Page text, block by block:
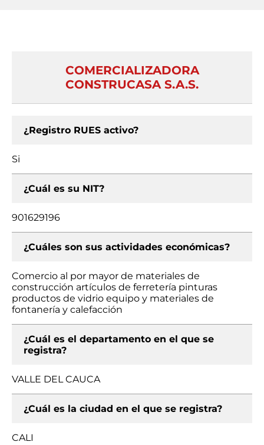
COMERCIALIZADORA
CONSTRUCASA S.A.S.
¿Registro RUES activo?
Si
¿Cuál es su NIT?
901629196
¿Cuáles son sus actividades económicas?
Comercio al por mayor de materiales de
construcción artículos de ferretería pinturas
productos de vidrio equipo y materiales de
fontanería y calefacción
¿Cuál es el departamento en el que se
registra?
VALLE DEL CAUCA
¿Cuál es la ciudad en el que se registra?
CALI